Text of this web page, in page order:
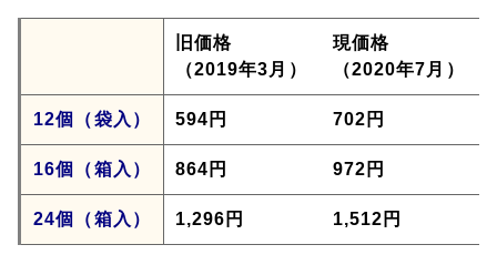
旧価格
（2019年3月）
現価格
（2020年7月）
12個（袋入） 594円 702円
16個（箱入） 864円 972円
24個（箱入） 1,296円 1,512円